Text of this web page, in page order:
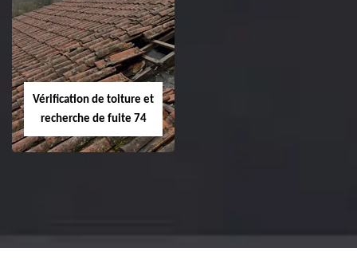
Vérification de toiture et
recherche de fuite 74